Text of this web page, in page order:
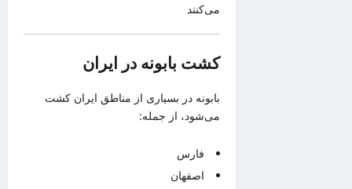
می‌کنند
کشت بابونه در ایران
بابونه در بسیاری از مناطق ایران کشت
می‌شود، از جمله:
فارس
اصفهان